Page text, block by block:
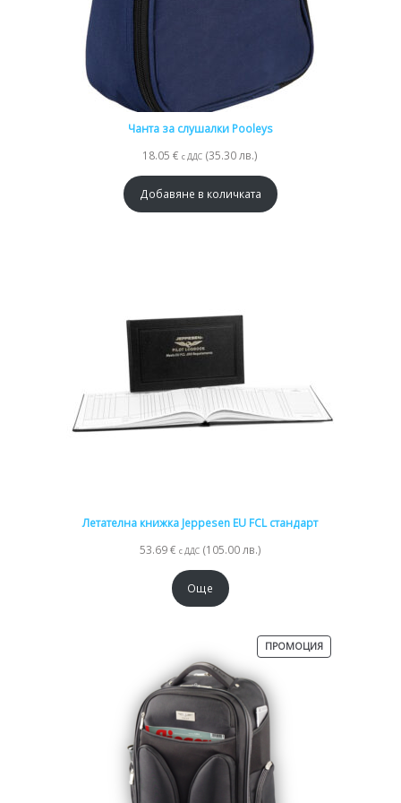
Чанта за слушалки Pooleys
18.05€ с ДДС (35.30 лв.)
Добавяне в количката
Летателна книжка Jeppesen EU FCL стандарт
53.69€ с ДДС (105.00 лв.)
Още
ПРОМОЦИЯПРОДУКТ
С